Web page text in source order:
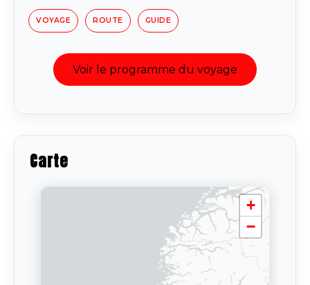
VOYAGE ROUTE GUIDE
Voir le programme du voyage
Carte
+
−